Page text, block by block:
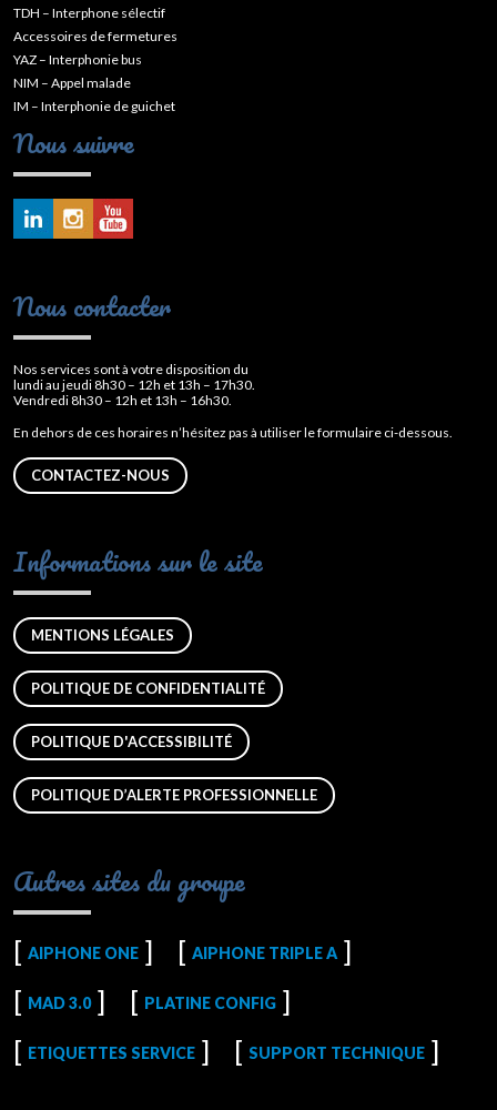
TDH – Interphone sélectif
Accessoires de fermetures
YAZ – Interphonie bus
NIM – Appel malade
IM – Interphonie de guichet
Nous suivre
Nous contacter
Nos services sont à votre disposition du
lundi au jeudi 8h30 – 12h et 13h – 17h30.
Vendredi 8h30 – 12h et 13h – 16h30.
En dehors de ces horaires n’hésitez pas à utiliser le formulaire ci-dessous.
CONTACTEZ-NOUS
Informations sur le site
MENTIONS LÉGALES
POLITIQUE DE CONFIDENTIALITÉ
POLITIQUE D'ACCESSIBILITÉ
POLITIQUE D’ALERTE PROFESSIONNELLE
Autres sites du groupe
AIPHONE ONE AIPHONE TRIPLE A
MAD 3.0 PLATINE CONFIG
ETIQUETTES SERVICE SUPPORT TECHNIQUE